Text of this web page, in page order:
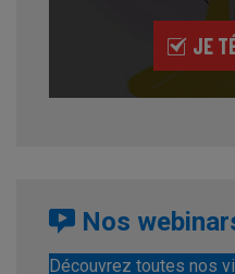
JE
Nos
Découvrez toutes nos